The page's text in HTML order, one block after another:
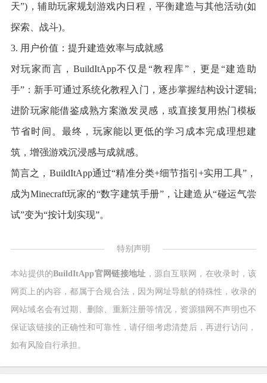
天”)，辅助玩家规划游戏内日程，平衡建造与其他活动(如
探索、战斗)。
3. 用户价值：提升建造效率与成就感
对玩家而言，BuildItApp不仅是“教程库”，更是“建造助
手”：新手可通过系统化教程入门，逐步掌握结构设计逻辑;
进阶玩家能借鉴成熟方案激发灵感，或直接复用热门模板
节省时间。最终，玩家能以更低的学习成本完成理想建
筑，增强游戏沉浸感与成就感。
简言之，BuildItApp通过“精准分类+细节指引+实用工具”，
成为Minecraft玩家的“数字建筑手册”，让建造从“碰运气尝
试”变为“按计划实现”。
特别声明
本站提供的BuildItApp官网链接地址 ，源自互联网，在收录时，该
网页上的内容，都属于合规合法，因为网址导航的特殊性，收录的
网站域名会有过期、删除、重新注册等情况，资源猫网不声明也不
保证该链接的正确性和可靠性，请仔细考虑清楚后，再进行访问，
如有风险自行承担。